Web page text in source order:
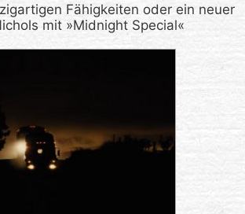
Fähigkeiten oder ein neuer
mit »Midnight Special«